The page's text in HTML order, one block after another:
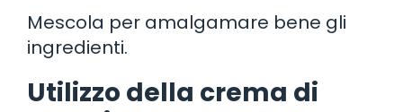
Mescola per amalgamare bene gli
ingredienti.
Utilizzo della crema di